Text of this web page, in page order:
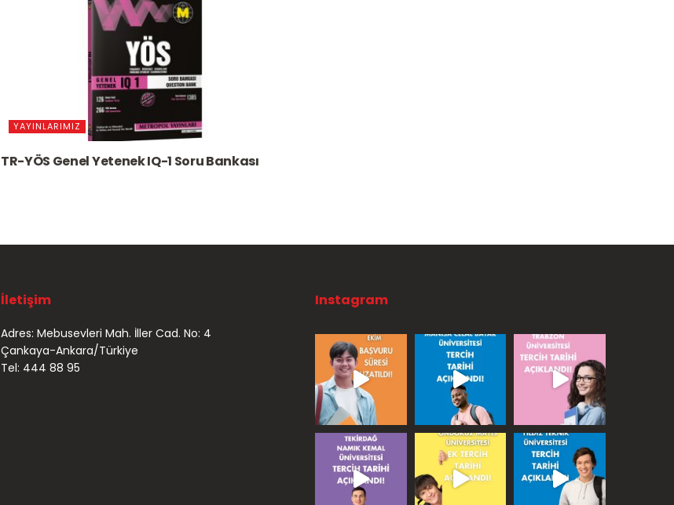
YAYINLARIMIZ
TR-YÖS Genel Yetenek IQ-1 Soru Bankası
İletişim
Adres: Mebusevleri Mah. İller Cad. No: 4
Çankaya-Ankara/Türkiye
Tel: 444 88 95
Instagram